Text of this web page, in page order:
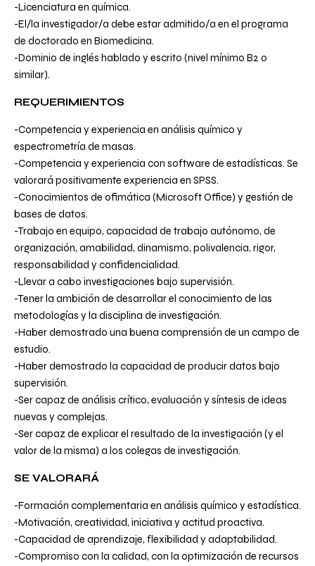
-Licenciatura en química.
-El/la investigador/a debe estar admitido/a en el programa
de doctorado en Biomedicina.
-Dominio de inglés hablado y escrito (nivel mínimo B2 o
similar).
REQUERIMIENTOS
-Competencia y experiencia en análisis químico y
espectrometría de masas.
-Competencia y experiencia con software de estadísticas. Se
valorará positivamente experiencia en SPSS.
-Conocimientos de ofimática (Microsoft Office) y gestión de
bases de datos.
-Trabajo en equipo, capacidad de trabajo autónomo, de
organización, amabilidad, dinamismo, polivalencia, rigor,
responsabilidad y confidencialidad.
-Llevar a cabo investigaciones bajo supervisión.
-Tener la ambición de desarrollar el conocimiento de las
metodologías y la disciplina de investigación.
-Haber demostrado una buena comprensión de un campo de
estudio.
-Haber demostrado la capacidad de producir datos bajo
supervisión.
-Ser capaz de análisis crítico, evaluación y síntesis de ideas
nuevas y complejas.
-Ser capaz de explicar el resultado de la investigación (y el
valor de la misma) a los colegas de investigación.
SE VALORARÁ
-Formación complementaria en análisis químico y estadística.
-Motivación, creatividad, iniciativa y actitud proactiva.
-Capacidad de aprendizaje, flexibilidad y adaptabilidad.
-Compromiso con la calidad, con la optimización de recursos